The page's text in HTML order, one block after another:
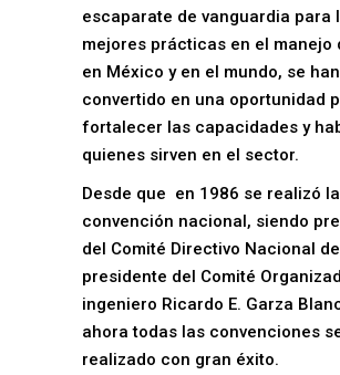
escaparate de vanguardia para
mejores prácticas en el manejo
en México y en el mundo, se han
convertido en una oportunidad
fortalecer las capacidades y
quienes sirven en el sector.
Desde que en 1986 se realizó
convención nacional, siendo
del Comité Directivo Nacional de
presidente del Comité
ingeniero Ricardo E. Garza
ahora todas las convenciones
realizado con gran éxito.